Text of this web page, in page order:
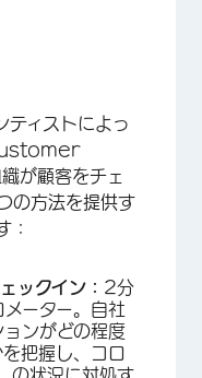
ティストによっ
顧客をチェ
の方法を提供す
：
ックイン： 2分
ーター。自社
ンがどの程度
把握し、コロ